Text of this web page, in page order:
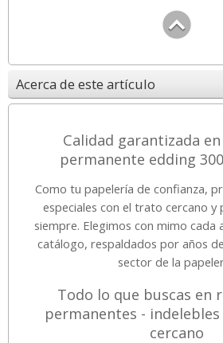
Acerca de este artículo
Calidad garantizada
permanente edding
Como tu papelería de confianza,
especiales con el trato cercano y
siempre. Elegimos con mimo cada
catálogo, respaldados por años
sector de la
Todo lo que buscas en
permanentes -
cercano